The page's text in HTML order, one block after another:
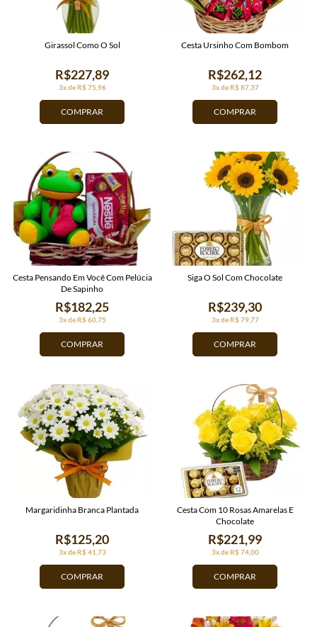
COMPRAR
3x de R$ 75,96
R$227,89
Girassol Como O Sol
COMPRAR
3x de R$ 87,37
R$262,12
Cesta Ursinho Com Bombom
COMPRAR
3x de R$ 60,75
R$182,25
Cesta Pensando Em Você Com Pelúcia
De Sapinho
COMPRAR
3x de R$ 79,77
R$239,30
Siga O Sol Com Chocolate
COMPRAR
3x de R$ 41,73
R$125,20
Margaridinha Branca Plantada
COMPRAR
3x de R$ 74,00
R$221,99
Cesta Com 10 Rosas Amarelas E
Chocolate